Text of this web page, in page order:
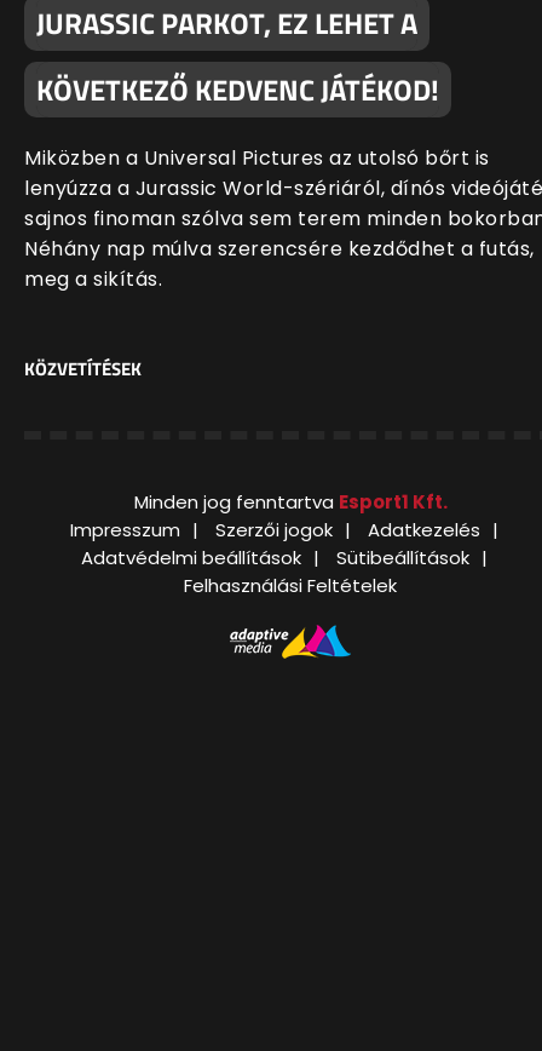
JURASSIC PARKOT, EZ LEHET A
KÖVETKEZŐ KEDVENC JÁTÉKOD!
Miközben a Universal Pictures az utolsó bőrt is
lenyúzza a Jurassic World-szériáról, dínós
sajnos finoman szólva sem terem minden
Néhány nap múlva szerencsére kezdődhet a futás,
meg a sikítás.
KÖZVETÍTÉSEK
Minden jog fenntartva Esport1 Kft.
Impresszum
Szerzői jogok
Adatkezelés
Adatvédelmi beállítások
Sütibeállítások
Felhasználási Feltételek